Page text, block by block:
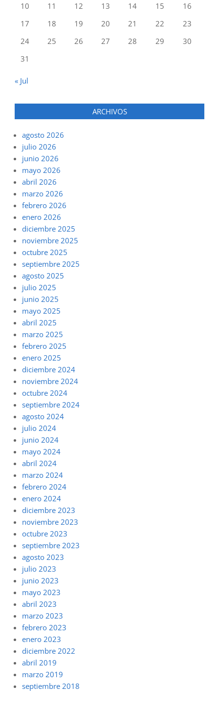
10
11 12 13 14 15
16
17
18 19 20 21 22
23
24
25 26 27 28 29
30
31
« Jul
ARCHIVOS
agosto 2026
julio 2026
junio 2026
mayo 2026
abril 2026
marzo 2026
febrero 2026
enero 2026
diciembre 2025
noviembre 2025
octubre 2025
septiembre 2025
agosto 2025
julio 2025
junio 2025
mayo 2025
abril 2025
marzo 2025
febrero 2025
enero 2025
diciembre 2024
noviembre 2024
octubre 2024
septiembre 2024
agosto 2024
julio 2024
junio 2024
mayo 2024
abril 2024
marzo 2024
febrero 2024
enero 2024
diciembre 2023
noviembre 2023
octubre 2023
septiembre 2023
agosto 2023
julio 2023
junio 2023
mayo 2023
abril 2023
marzo 2023
febrero 2023
enero 2023
diciembre 2022
abril 2019
marzo 2019
septiembre 2018